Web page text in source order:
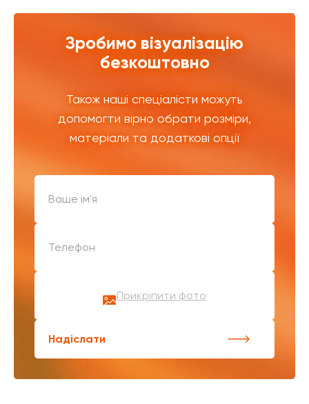
Зробимо візуалізацію
безкоштовно
Також наші спеціалісти можуть
допомогти вірно обрати розміри,
матеріали та додаткові опції
Прикріпити фото
Надіслати